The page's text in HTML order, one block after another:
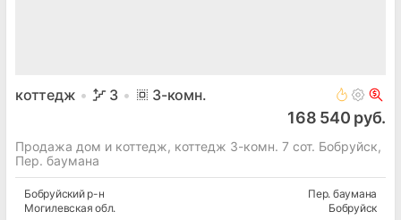
коттедж 3 3-комн.
168 540 руб.
Продажа дом и коттедж, коттедж 3-комн. 7 сот. Бобруйск,
Пер. баумана
Бобруйскийр-н
Могилевская обл.
Пер. баумана
Бобруйск